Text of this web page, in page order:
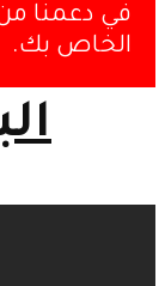
في دعمنا
الخاص بك.